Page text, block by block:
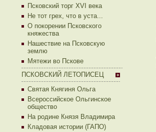
Псковский торг XVI века
Не тот грех, что в уста...
О покорении Псковского
княжества
Нашествие на Псковскую
землю
Мятежи во Пскове
ПСКОВСКИЙ ЛЕТОПИСЕЦ
Святая Княгиня Ольга
Всероссийское Ольгинское
общество
На родине Князя Владимира
Кладовая истории (ГАПО)